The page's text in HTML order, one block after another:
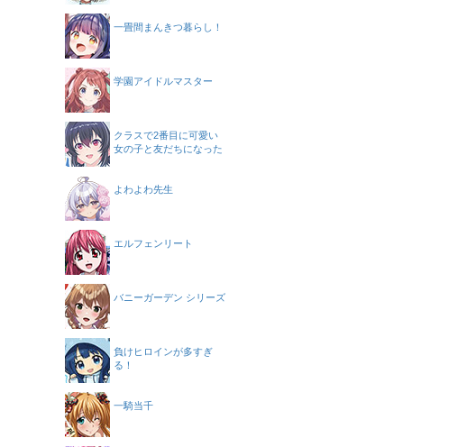
一畳間まんきつ暮らし！
学園アイドルマスター
クラスで2番目に可愛い
女の子と友だちになった
よわよわ先生
エルフェンリート
バニーガーデン シリーズ
負けヒロインが多すぎ
る！
一騎当千